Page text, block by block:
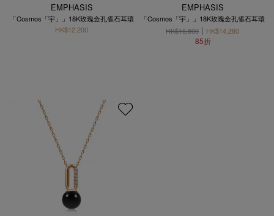
EMPHASIS
「Cosmos「宇」」18K玫瑰金孔雀石耳環
HK$12,200
EMPHASIS
「Cosmos「宇」」18K玫瑰金孔雀石耳環
HK$16,800
HK$14,280
85折